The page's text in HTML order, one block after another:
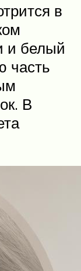
в
и белый
часть
В